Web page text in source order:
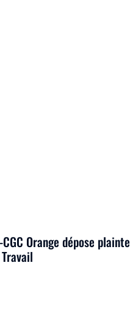
Orange dépose plainte